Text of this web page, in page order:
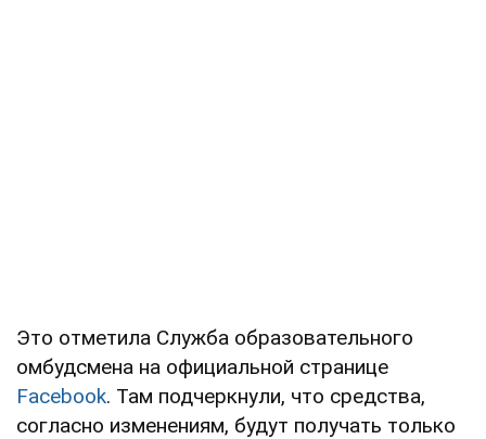
Это отметила Служба образовательного
омбудсмена на официальной странице
Facebook. Там подчеркнули, что средства,
согласно изменениям, будут получать только